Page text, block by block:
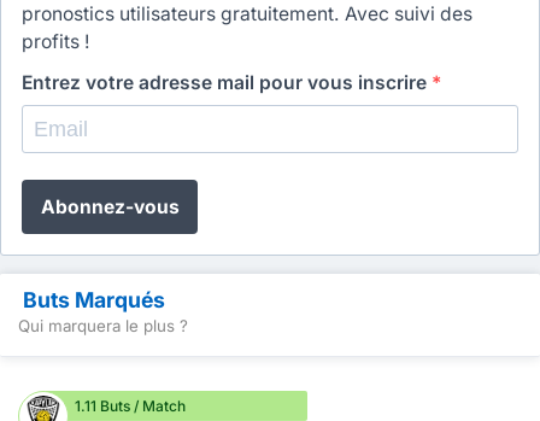
pronostics utilisateurs gratuitement. Avec suivi des
profits !
Entrez votre adresse mail pour vous inscrire *
Abonnez-vous
Buts Marqués
Qui marquera le plus ?
1.11 Buts / Match